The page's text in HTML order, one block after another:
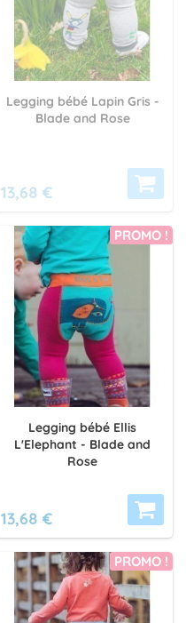
Legging bébé Lapin Gris -
Blade and Rose
13,68 €
PROMO !
Legging bébé Ellis
L'Elephant - Blade and
Rose
13,68 €
PROMO !